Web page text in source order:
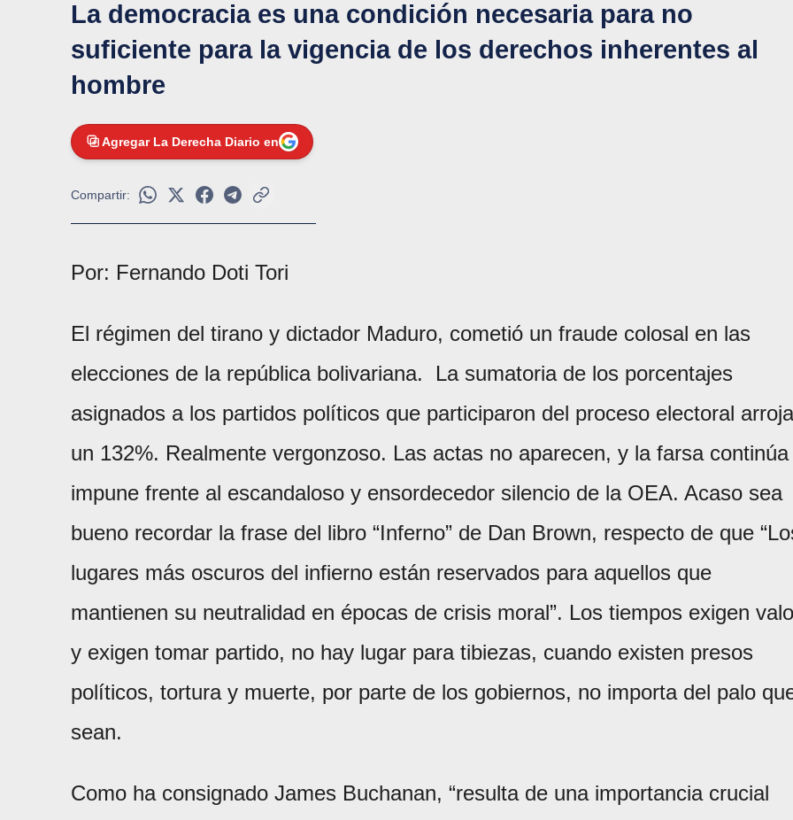
La democracia es una condición necesaria para no
suficiente para la vigencia de los derechos inherentes al
hombre
Agregar La Derecha Diario en
Compartir:
Por: Fernando Doti Tori
El régimen del tirano y dictador Maduro, cometió un fraude colosal en las
elecciones de la república bolivariana. La sumatoria de los porcentajes
asignados a los partidos políticos que participaron del proceso electoral arroja
un 132%. Realmente vergonzoso. Las actas no aparecen, y la farsa continúa
impune frente al escandaloso y ensordecedor silencio de la OEA. Acaso sea
bueno recordar la frase del libro “Inferno” de Dan Brown, respecto de que
lugares más oscuros del infierno están reservados para aquellos que
mantienen su neutralidad en épocas de crisis moral”. Los tiempos exigen
y exigen tomar partido, no hay lugar para tibiezas, cuando existen presos
políticos, tortura y muerte, por parte de los gobiernos, no importa del palo
sean.
Como ha consignado James Buchanan, “resulta de una importancia crucial